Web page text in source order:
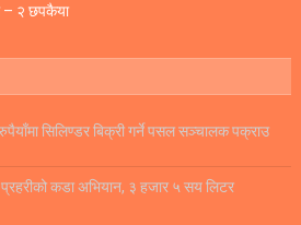
– २ छपकैया
सिलिण्डर बिक्री गर्ने पसल सञ्चालक पक्राउ
प्रहरीको कडा अभियान, ३ हजार ५ सय लिटर